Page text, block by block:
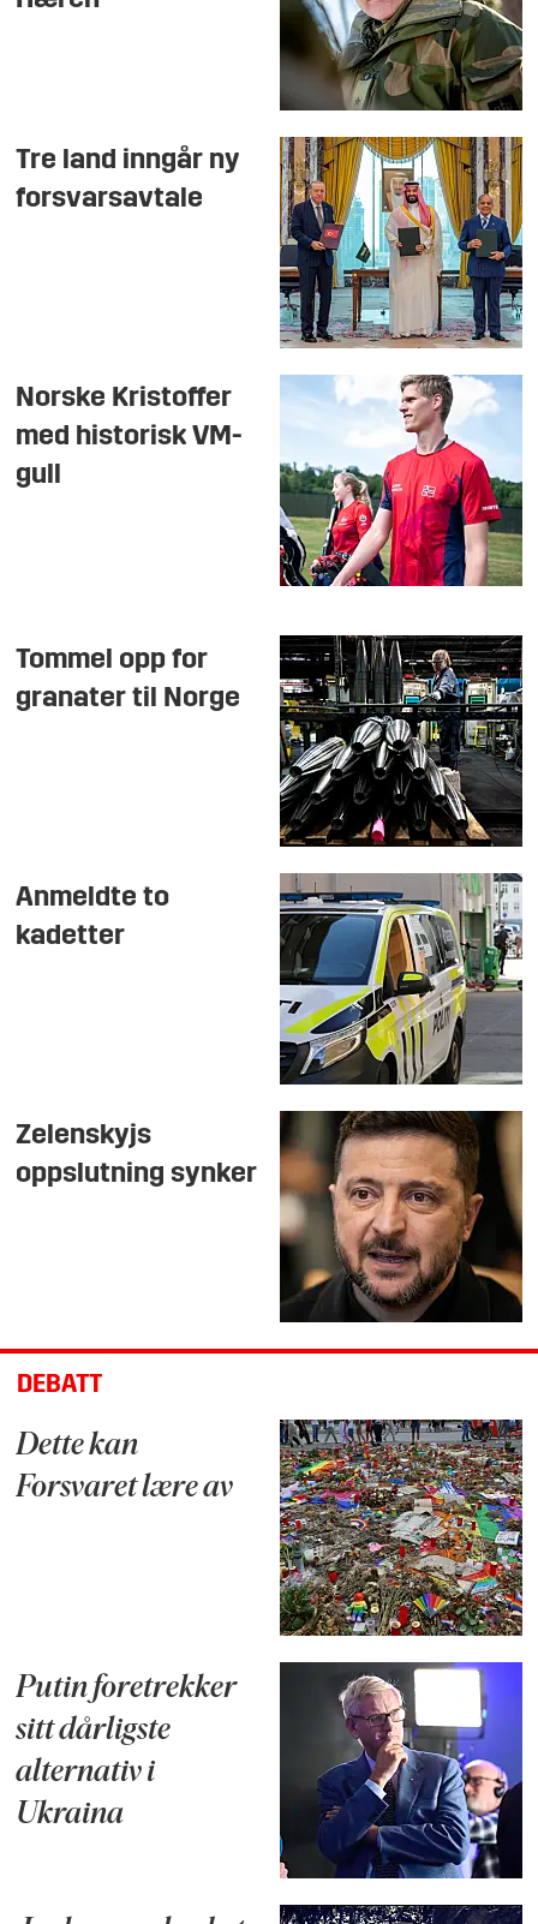
Tre land inngår ny
forsvarsavtale
Norske Kristoffer
med historisk VM-
gull
Tommel opp for
granater til Norge
Anmeldte to
kadetter
Zelenskyjs
oppslutning synker
DEBATT
Dette kan
Forsvaret lære av
Putin foretrekker
sitt dårligste
alternativ i
Ukraina